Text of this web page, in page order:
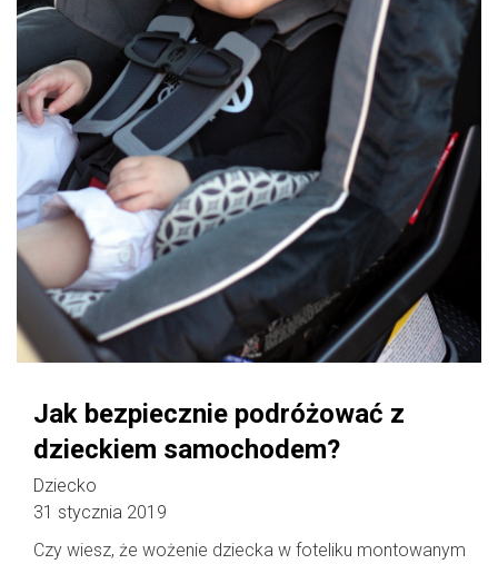
Jak bezpiecznie podróżować z
dzieckiem samochodem?
Dziecko
31 stycznia 2019
Czy wiesz, że wożenie dziecka w foteliku montowanym